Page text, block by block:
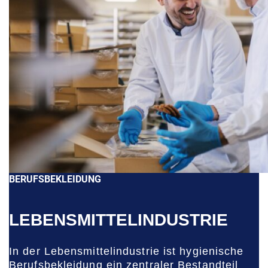
BERUFSBEKLEIDUNG
LEBENSMITTELINDUSTRIE
In der Lebensmittelindustrie ist hygienische
Berufsbekleidung ein zentraler Bestandteil